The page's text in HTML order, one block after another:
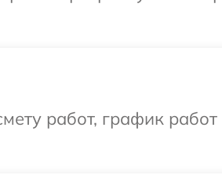
работ, график